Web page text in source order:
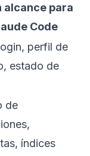
alcance para
Code
perfil de
estado de
de
índices